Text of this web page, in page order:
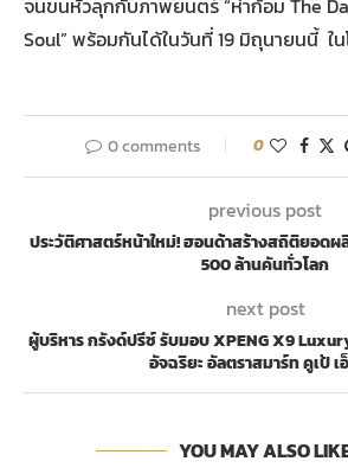
จนขนหัวลุกกับภาพยนตร์ “ห่าก้อม The
Soul” พร้อมกันได้ในวันที่ 19 มิถุนายนนี้ ใ
0 comments 0
previous post
ประวัติศาสตร์หน้าใหม่! ฮอนด้าสร้างสถิติยอด
500 ล้านคันทั่วโลก
next post
ผู้บริหาร กรังด์ปรีซ์ รับมอบ XPENG X9
อัจฉริยะ อัลตราสมาร์ท คูเป้
YOU MAY ALSO